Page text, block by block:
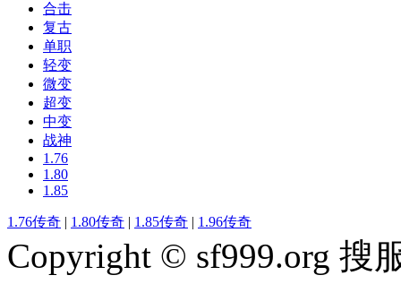
合击
复古
单职
轻变
微变
超变
中变
战神
1.76
1.80
1.85
1.76传奇 | 1.80传奇 | 1.85传奇 | 1.96传奇
Copyright © sf999.org 搜